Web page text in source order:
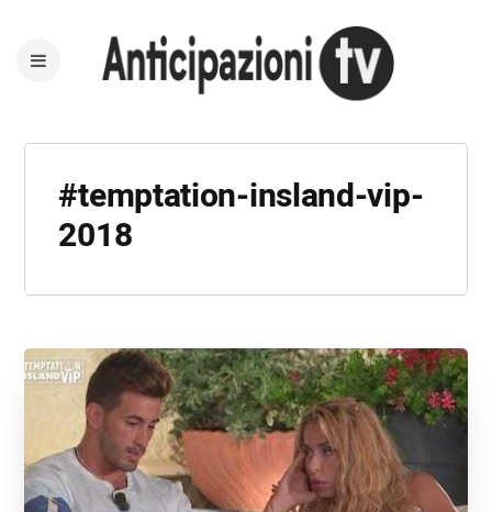
#temptation-insland-vip-
2018